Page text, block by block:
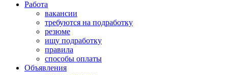
Работа
вакансии
требуются на подработку
резюме
ищу подработку
правила
способы оплаты
Объявления